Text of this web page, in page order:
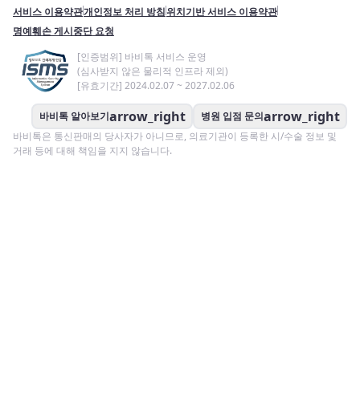
서비스 이용약관개인정보 처리 방침위치기반 서비스 이용약관
명예훼손 게시중단 요청
[인증범위] 바비톡 서비스 운영
(심사받지 않은 물리적 인프라 제외)
[유효기간] 2024.02.07 ~ 2027.02.06
바비톡 알아보기arrow_right 병원 입점 문의arrow_right
바비톡은 통신판매의 당사자가 아니므로, 의료기관이 등록한 시/수술 정보 및
거래 등에 대해 책임을 지지 않습니다.